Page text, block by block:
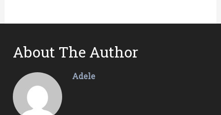
About The Author
Adele